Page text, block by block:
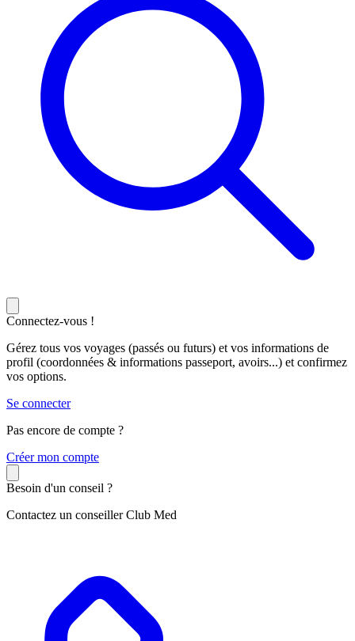
Connectez-vous !
Gérez tous vos voyages (passés ou futurs) et vos informations de
profil (coordonnées & informations passeport, avoirs...) et confirmez
vos options.
Se connecter
Pas encore de compte ?
Créer mon compte
Besoin d'un conseil ?
Contactez un conseiller Club Med